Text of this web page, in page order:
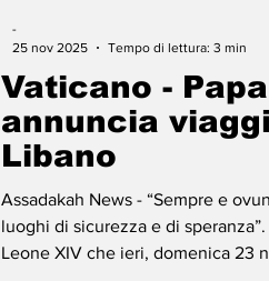
Vaticano -
annuncia
Libano
Assadakah News - “Sempre e
luoghi di sicurezza e di
Leone XIV che ieri, domenica 23
-
25 nov 2025
Tempo di lettura: 3 min